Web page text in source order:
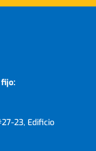
23, Edificio